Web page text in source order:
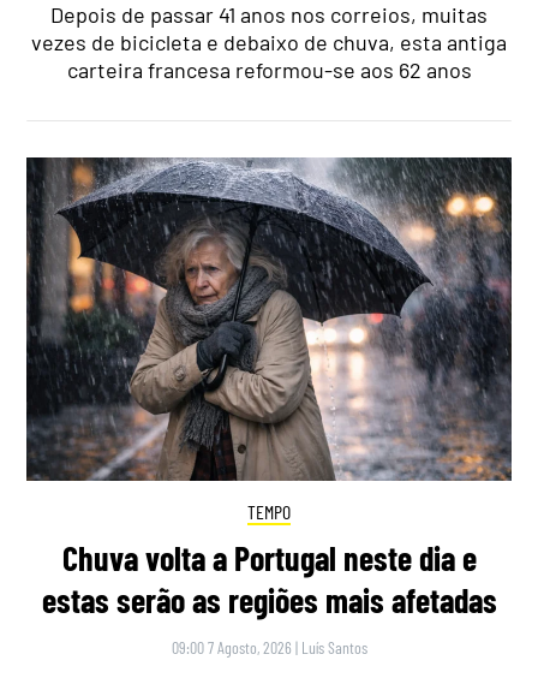
Depois de passar 41 anos nos correios, muitas
vezes de bicicleta e debaixo de chuva, esta antiga
carteira francesa reformou-se aos 62 anos
TEMPO
Chuva volta a Portugal neste dia e
estas serão as regiões mais afetadas
09:00 7 Agosto, 2026 | Luís Santos